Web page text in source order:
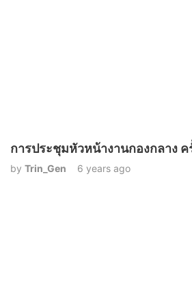
การประชุมหัวหน้างานกองกลาง
by Trin_Gen 6 years ago